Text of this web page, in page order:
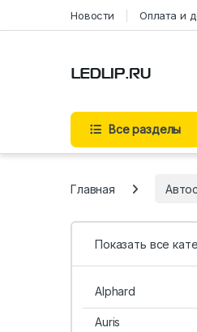
Перейти к содержимому
Новости Оплата и
Все разделы
Главная
Показать все
Alphard
Auris